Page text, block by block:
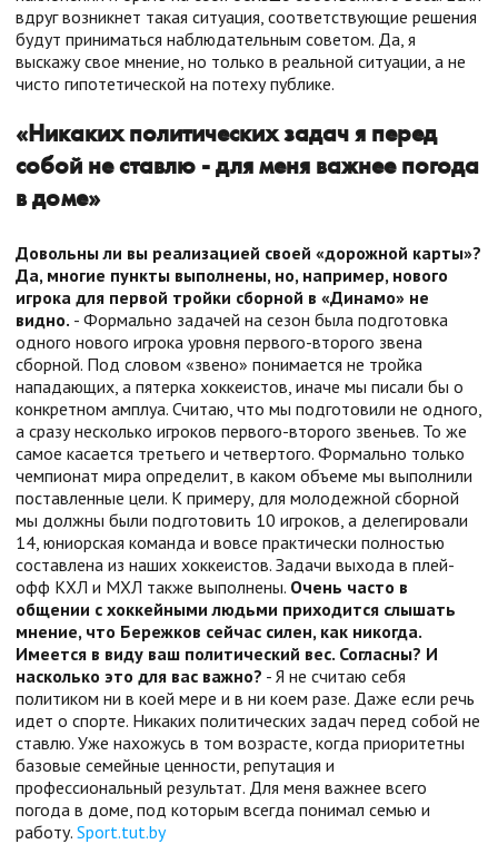
вдруг возникнет такая ситуация, соответствующие решения
будут приниматься наблюдательным советом. Да, я
выскажу свое мнение, но только в реальной ситуации, а не
чисто гипотетической на потеху публике.
«Никаких политических задач я перед
собой не ставлю - для меня важнее погода
в доме»
Довольны ли вы реализацией своей «дорожной карты»?
Да, многие пункты выполнены, но, например, нового
игрока для первой тройки сборной в «Динамо» не
видно. - Формально задачей на сезон была подготовка
одного нового игрока уровня первого-второго звена
сборной. Под словом «звено» понимается не тройка
нападающих, а пятерка хоккеистов, иначе мы писали бы о
конкретном амплуа. Считаю, что мы подготовили не одного,
а сразу несколько игроков первого-второго звеньев. То же
самое касается третьего и четвертого. Формально только
чемпионат мира определит, в каком объеме мы выполнили
поставленные цели. К примеру, для молодежной сборной
мы должны были подготовить 10 игроков, а делегировали
14, юниорская команда и вовсе практически полностью
составлена из наших хоккеистов. Задачи выхода в плей-
офф КХЛ и МХЛ также выполнены. Очень часто в
общении с хоккейными людьми приходится слышать
мнение, что Бережков сейчас силен, как никогда.
Имеется в виду ваш политический вес. Согласны? И
насколько это для вас важно? - Я не считаю себя
политиком ни в коей мере и в ни коем разе. Даже если речь
идет о спорте. Никаких политических задач перед собой не
ставлю. Уже нахожусь в том возрасте, когда приоритетны
базовые семейные ценности, репутация и
профессиональный результат. Для меня важнее всего
погода в доме, под которым всегда понимал семью и
работу. Sport.tut.by